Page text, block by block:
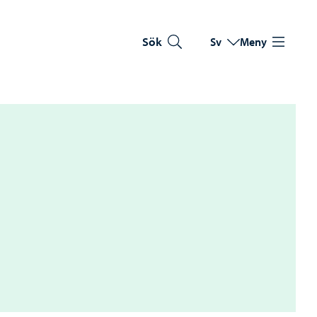
Sök Byt språk
Nuvarande språk:
Sv Meny